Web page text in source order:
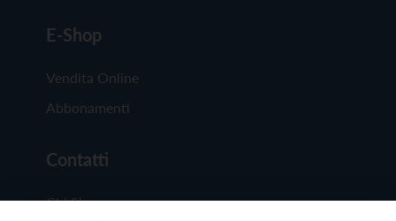
E-Shop
Vendita Online
Abbonamenti
Contatti
Chi Siamo